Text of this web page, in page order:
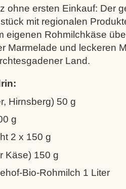
ohne ersten Einkauf: Der
mit regionalen
eigenen Rohmilchkäse
Marmelade und leckeren
Land.
Hirnsberg) 50 g
g
2 x 150 g
Käse) 150 g
Bio-Rohmilch 1 Liter